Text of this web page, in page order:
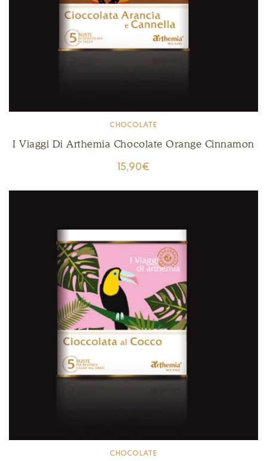
CHOCOLATE
I Viaggi Di Arthemia Chocolate Orange Cinnamon
15,90€
CHOCOLATE